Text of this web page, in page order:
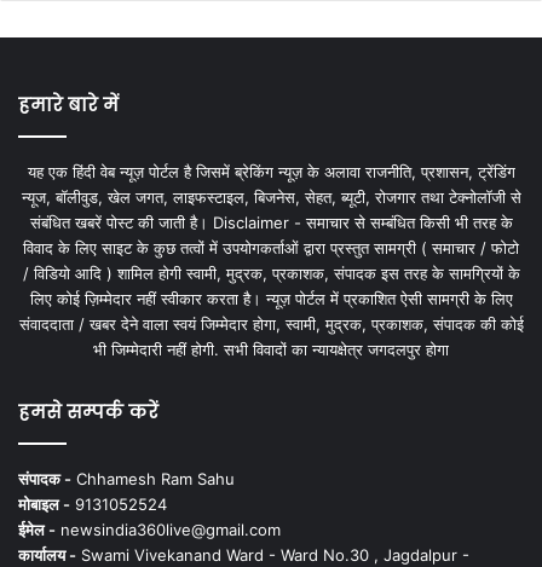
हमारे बारे में
यह एक हिंदी वेब न्यूज़ पोर्टल है जिसमें ब्रेकिंग न्यूज़ के अलावा राजनीति, प्रशासन, ट्रेंडिंग
न्यूज, बॉलीवुड, खेल जगत, लाइफस्टाइल, बिजनेस, सेहत, ब्यूटी, रोजगार तथा टेक्नोलॉजी से
संबंधित खबरें पोस्ट की जाती है। Disclaimer - समाचार से सम्बंधित किसी भी तरह के
विवाद के लिए साइट के कुछ तत्वों में उपयोगकर्ताओं द्वारा प्रस्तुत सामग्री ( समाचार / फोटो
/ विडियो आदि ) शामिल होगी स्वामी, मुद्रक, प्रकाशक, संपादक इस तरह के सामग्रियों के
लिए कोई ज़िम्मेदार नहीं स्वीकार करता है। न्यूज़ पोर्टल में प्रकाशित ऐसी सामग्री के लिए
संवाददाता / खबर देने वाला स्वयं जिम्मेदार होगा, स्वामी, मुद्रक, प्रकाशक, संपादक की कोई
भी जिम्मेदारी नहीं होगी. सभी विवादों का न्यायक्षेत्र जगदलपुर होगा
हमसे सम्पर्क करें
संपादक - Chhamesh Ram Sahu
मोबाइल - 9131052524
ईमेल - newsindia360live@gmail.com
कार्यालय - Swami Vivekanand Ward - Ward No.30 , Jagdalpur -